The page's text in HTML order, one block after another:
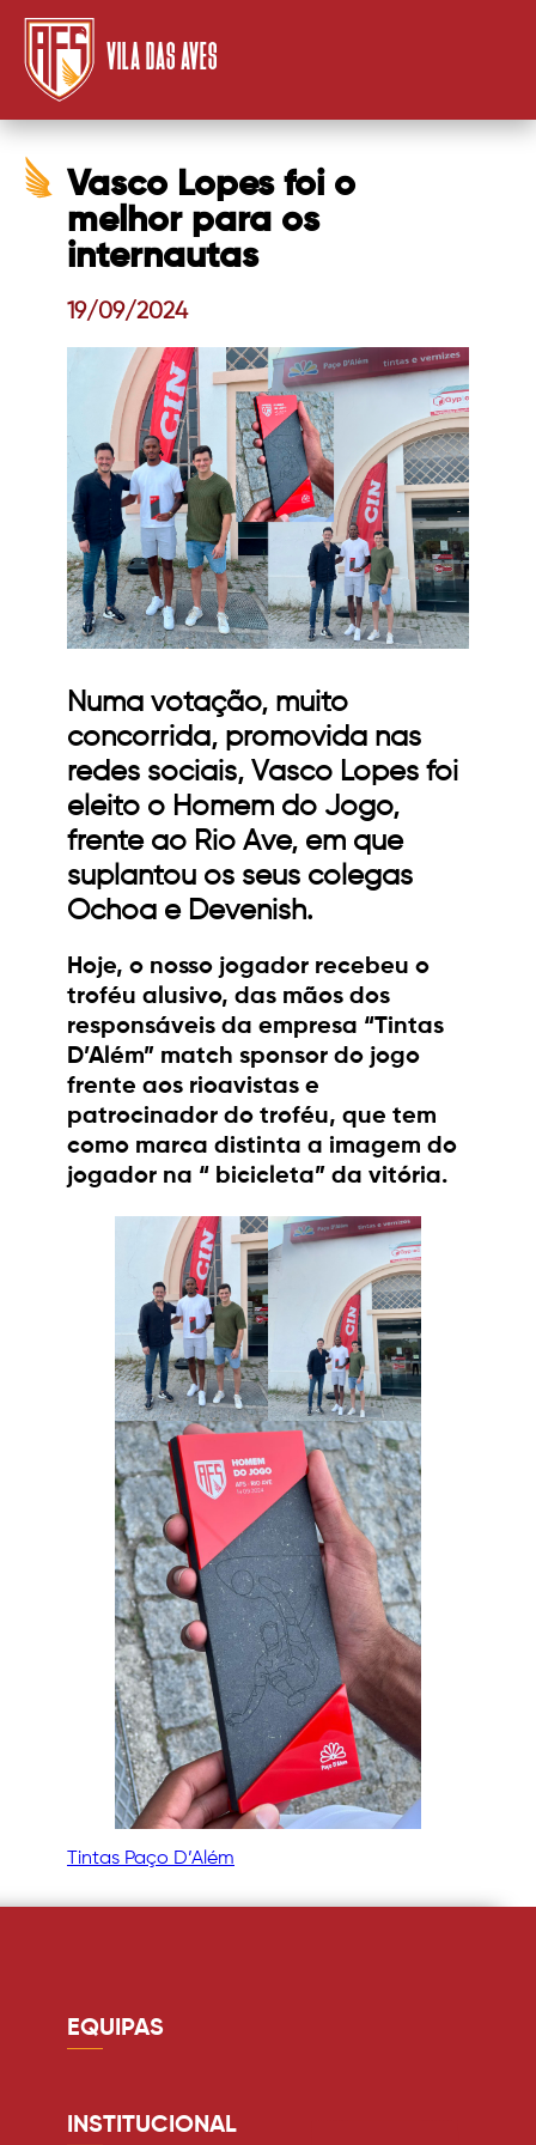
VILA DAS AVES
Vasco Lopes foi o
melhor para os
internautas
19/09/2024
Numa votação, muito
concorrida, promovida nas
redes sociais, Vasco Lopes foi
eleito o Homem do Jogo,
frente ao Rio Ave, em que
suplantou os seus colegas
Ochoa e Devenish.
Hoje, o nosso jogador recebeu o
troféu alusivo, das mãos dos
responsáveis da empresa “Tintas
D’Além” match sponsor do jogo
frente aos rioavistas e
patrocinador do troféu, que tem
como marca distinta a imagem do
jogador na “ bicicleta” da vitória.
Tintas Paço D’Além
EQUIPAS
Defesa
INSTITUCIONAL